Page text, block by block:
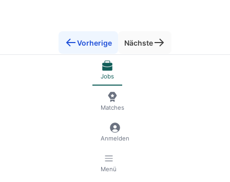
Vorherige Nächste
AGB Datenschutz und Impressum
Jobs
Matches
Anmelden
Menü